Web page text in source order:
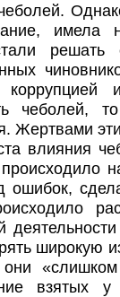
имела
решать
чеболей,
Жертвами
влияния
ошибок,
широкую
они
взятых